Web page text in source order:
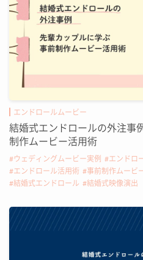
エンドロールムービー
結婚式エンドロールの外注事
制作ムービー活用術
ウェディングムービー実例 エンドロ
エンドロール活用術
事前制作ムービ
結婚式エンドロール
結婚式映像演出